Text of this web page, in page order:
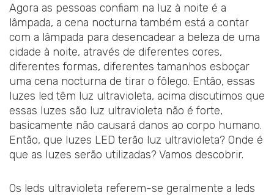
Agora as pessoas confiam na luz à noite é a
lâmpada, a cena nocturna também está a contar
com a lâmpada para desencadear a beleza de uma
cidade à noite, através de diferentes cores,
diferentes formas, diferentes tamanhos esboçar
uma cena nocturna de tirar o fôlego. Então, essas
luzes led têm luz ultravioleta, acima discutimos que
essas luzes são luz ultravioleta não é forte,
basicamente não causará danos ao corpo humano.
Então, que luzes LED terão luz ultravioleta? Onde é
que as luzes serão utilizadas? Vamos descobrir.
Os leds ultravioleta referem-se geralmente a leds